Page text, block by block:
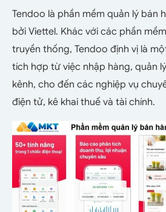
Tendoo là phần mềm quản lý bán
bởi Viettel. Khác với các phần
truyền thống, Tendoo định vị là
tích hợp từ việc nhập hàng, quản
kênh, cho đến các nghiệp vụ
điện tử, kê khai thuế và tài chính.